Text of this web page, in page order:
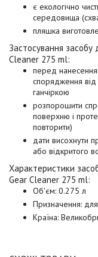
є екологічно
середовища
пляшка
Застосування засобу
Cleaner 275 ml:
перед
спорядження
ганчіркою
розпорошити
поверхню і
повторити)
дати висохнути
або відкритого
Характеристики
Gear Cleaner 275 ml:
Об'єм: 0.275 л
Призначення:
Країна: